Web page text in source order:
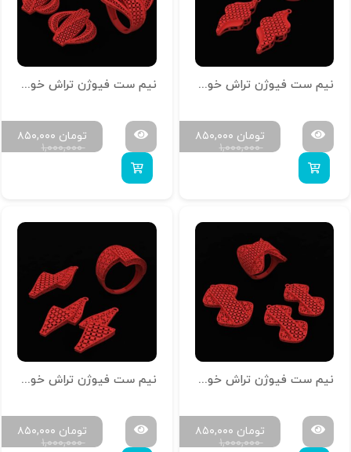
نیم ست فیوژن تراش خور کد N-T-Z-13
۱,۰۰۰,۰۰۰
۸۵۰,۰۰۰ تومان
نیم ست فیوژن تراش خور کد N-T-Z-12
۱,۰۰۰,۰۰۰
۸۵۰,۰۰۰ تومان
نیم ست فیوژن تراش خور کد N-T-Z-11
۱,۰۰۰,۰۰۰
۸۵۰,۰۰۰ تومان
نیم ست فیوژن تراش خور کد N-T-Z-10
۱,۰۰۰,۰۰۰
۸۵۰,۰۰۰ تومان